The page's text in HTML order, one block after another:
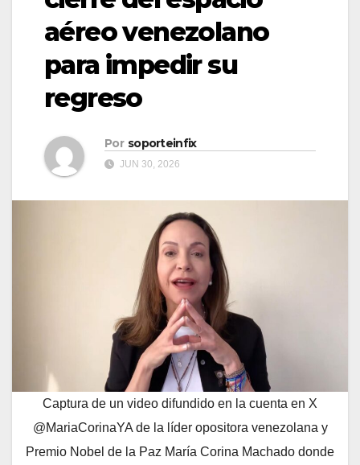
aéreo venezolano
para impedir su
regreso
Por soporteinfix
JUN 30, 2026
Captura de un video difundido en la cuenta en X
@MariaCorinaYA de la líder opositora venezolana y
Premio Nobel de la Paz María Corina Machado donde